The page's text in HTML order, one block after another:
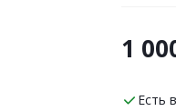
1
Есть